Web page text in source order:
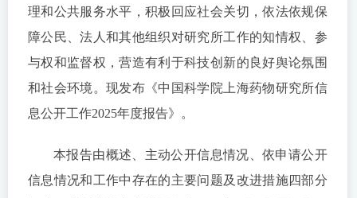
理和公共服务水平，积极回应社会关切，依法依规保
障公民、法人和其他组织对研究所工作的知情权、参
与权和监督权，营造有利于科技创新的良好舆论氛围
和社会环境。现发布《中国科学院上海药物研究所信
息公开工作2025年度报告》。
本报告由概述、主动公开信息情况、依申请公开
信息情况和工作中存在的主要问题及改进措施四部分